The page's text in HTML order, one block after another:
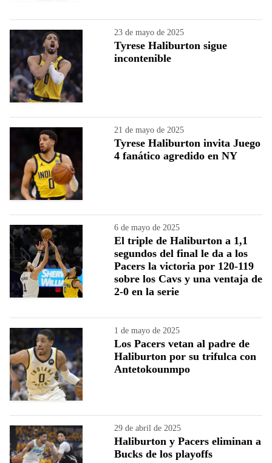
23 de mayo de 2025
Tyrese Haliburton sigue
incontenible
21 de mayo de 2025
Tyrese Haliburton invita Juego
4 fanático agredido en NY
6 de mayo de 2025
El triple de Haliburton a 1,1
segundos del final le da a los
Pacers la victoria por 120-119
sobre los Cavs y una ventaja de
2-0 en la serie
1 de mayo de 2025
Los Pacers vetan al padre de
Haliburton por su trifulca con
Antetokounmpo
29 de abril de 2025
Haliburton y Pacers eliminan a
Bucks de los playoffs